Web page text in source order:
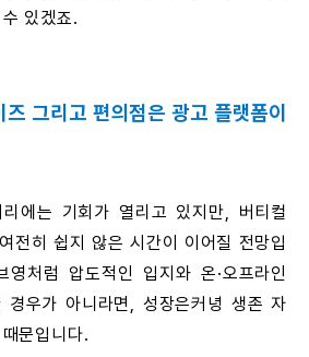
있겠죠.
그리고 편의점은 광고 플랫폼이
에는 기회가 열리고 있지만, 버티컬
전히 쉽지 않은 시간이 이어질 전망입
영처럼 압도적인 입지와 온·오프라인
경우가 아니라면, 성장은커녕 생존 자
문입니다.